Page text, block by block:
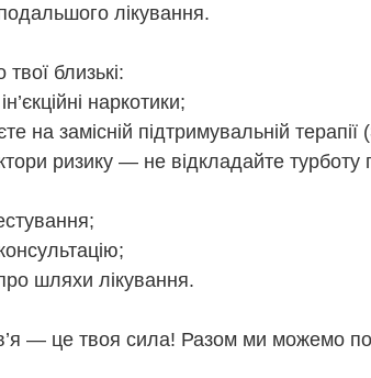
лікування.
близькі:
наркотики;
на замісній підтримувальній
ризику — не відкладайте турботу
шляхи лікування.
— це твоя сила! Разом ми можемо